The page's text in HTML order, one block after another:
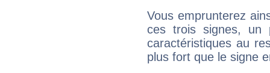
Vous emprunterez
ces trois signes, un
caractéristiques au
plus fort que le signe